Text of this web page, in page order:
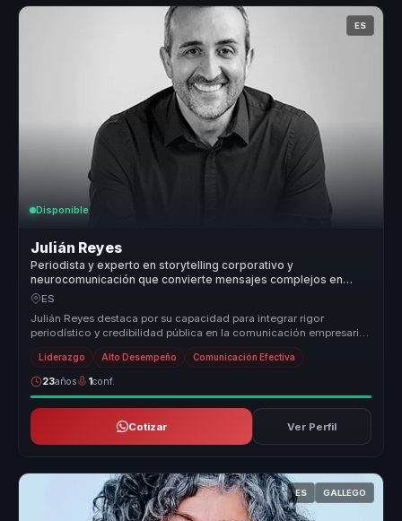
ES
Disponible
Julián Reyes
Periodista y experto en storytelling corporativo y
neurocomunicación que convierte mensajes complejos en
claridad e impacto mediático para líderes.
ES
Julián Reyes destaca por su capacidad para integrar rigor
periodístico y credibilidad pública en la comunicación empresarial.
Su metodolo...
Liderazgo Alto Desempeño Comunicación Efectiva
23años 1conf.
Cotizar Ver Perfil
ES GALLEGO